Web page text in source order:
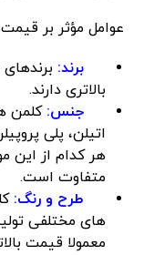
عوامل مؤثر بر
برند:
بالاتری دارند.
جنس: کلمن‌
اتیلن، پلی
هر کدام از این
متفاوت است.
طرح و رنگ:
های مختلفی
معمولا قیمت